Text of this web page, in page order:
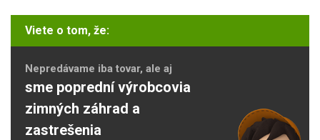
Viete o tom, že:
Nepredávame iba tovar, ale aj
sme poprední výrobcovia
zimných záhrad a
zastrešenia